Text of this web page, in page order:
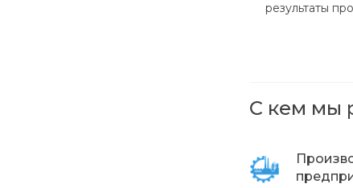
результаты
С кем мы